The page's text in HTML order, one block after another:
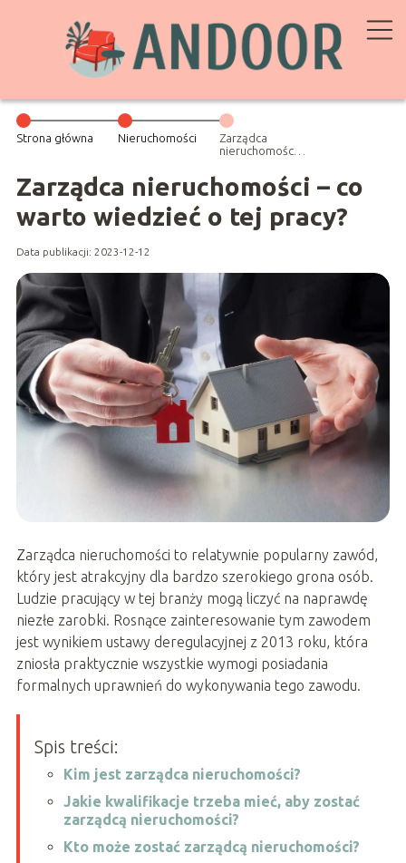
Strona główna Nieruchomości
Zarządca
nieruchomości –
wiedzieć o tej
pracy?
Zarządca nieruchomości – co
warto wiedzieć o tej pracy?
Data publikacji: 2023-12-12
Zarządca nieruchomości to relatywnie popularny zawód,
który jest atrakcyjny dla bardzo szerokiego grona osób.
Ludzie pracujący w tej branży mogą liczyć na naprawdę
niezłe zarobki. Rosnące zainteresowanie tym zawodem
jest wynikiem ustawy deregulacyjnej z 2013 roku, która
zniosła praktycznie wszystkie wymogi posiadania
formalnych uprawnień do wykonywania tego zawodu.
Spis treści:
Kim jest zarządca nieruchomości?
Jakie kwalifikacje trzeba mieć, aby zostać
zarządcą nieruchomości?
Kto może zostać zarządcą nieruchomości?